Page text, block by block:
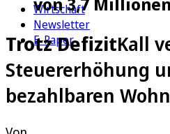
Wirtschaft
Newsletter
E-Paper
Trotz DefizitKall
Steuererhöhung
bezahlbaren